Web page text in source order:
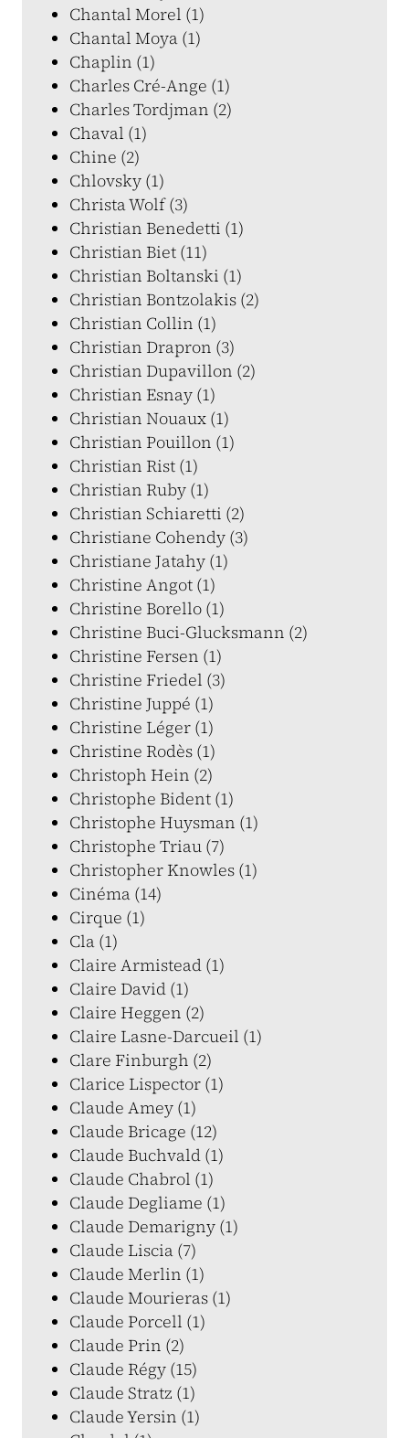
Chantal Morel (1)
Chantal Moya (1)
Chaplin (1)
Charles Cré-Ange (1)
Charles Tordjman (2)
Chaval (1)
Chine (2)
Chlovsky (1)
Christa Wolf (3)
Christian Benedetti (1)
Christian Biet (11)
Christian Boltanski (1)
Christian Bontzolakis (2)
Christian Collin (1)
Christian Drapron (3)
Christian Dupavillon (2)
Christian Esnay (1)
Christian Nouaux (1)
Christian Pouillon (1)
Christian Rist (1)
Christian Ruby (1)
Christian Schiaretti (2)
Christiane Cohendy (3)
Christiane Jatahy (1)
Christine Angot (1)
Christine Borello (1)
Christine Buci-Glucksmann (2)
Christine Fersen (1)
Christine Friedel (3)
Christine Juppé (1)
Christine Léger (1)
Christine Rodès (1)
Christoph Hein (2)
Christophe Bident (1)
Christophe Huysman (1)
Christophe Triau (7)
Christopher Knowles (1)
Cinéma (14)
Cirque (1)
Cla (1)
Claire Armistead (1)
Claire David (1)
Claire Heggen (2)
Claire Lasne-Darcueil (1)
Clare Finburgh (2)
Clarice Lispector (1)
Claude Amey (1)
Claude Bricage (12)
Claude Buchvald (1)
Claude Chabrol (1)
Claude Degliame (1)
Claude Demarigny (1)
Claude Liscia (7)
Claude Merlin (1)
Claude Mourieras (1)
Claude Porcell (1)
Claude Prin (2)
Claude Régy (15)
Claude Stratz (1)
Claude Yersin (1)